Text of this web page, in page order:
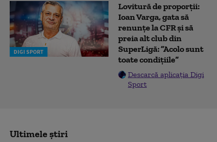
DIGI SPORT
Lovitură de proporții:
Ioan Varga, gata să
renunțe la CFR și să
preia alt club din
SuperLigă: ”Acolo sunt
toate condițiile”
Descarcă aplicația Digi
Sport
Ultimele știri